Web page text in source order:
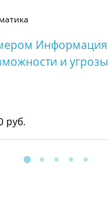
Информация
и угрозы
руб.